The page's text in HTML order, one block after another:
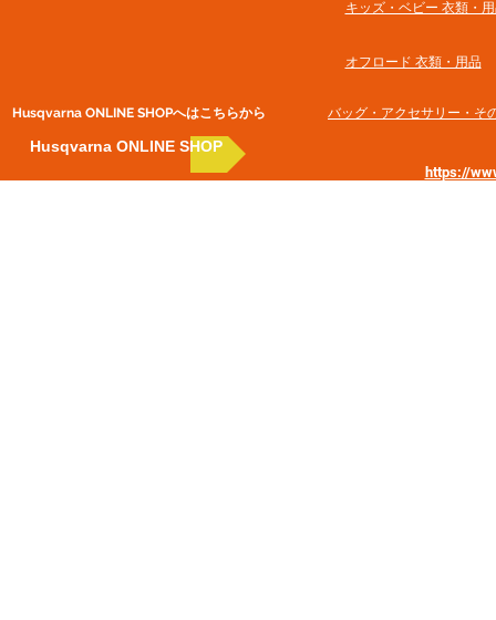
Husqvarna ONLINE SHOP​へはこちらから
Husqvarna ONLINE SHOP
キッズ・ベビー 衣類・
オフロード 衣類・用品
バッグ・アクセサリー・そ
https://